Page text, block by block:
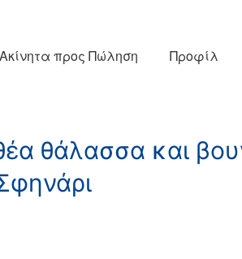
Ακίνητα προς Πώληση Προφίλ
θάλασσα και